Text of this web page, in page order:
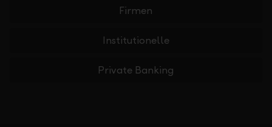
Firmen
Institutionelle
Private Banking